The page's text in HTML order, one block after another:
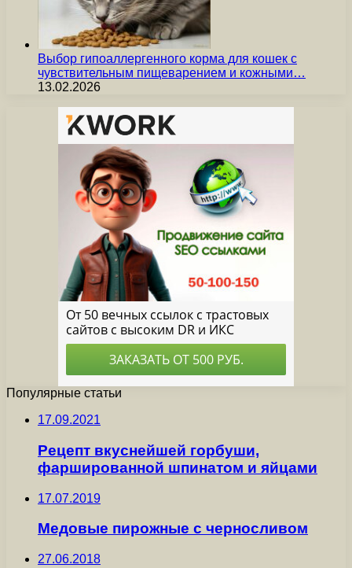
Выбор гипоаллергенного корма для кошек с
чувствительным пищеварением и кожными…
13.02.2026
Популярные статьи
17.09.2021
Рецепт вкуснейшей горбуши,
фаршированной шпинатом и яйцами
17.07.2019
Медовые пирожные с черносливом
27.06.2018